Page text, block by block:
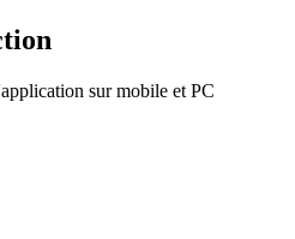
sur mobile et PC